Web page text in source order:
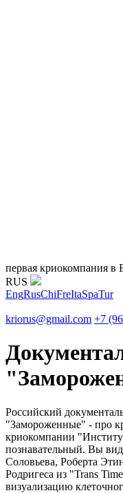
первая криокомпания в
RUS
EngRusChiFreItaSpaTur
kriorus@gmail.com +7
Российский
"Замороженные" - про
криокомпании
познавательный. Вы
Соловьева, Роберта
Родригеса из "Trans
визуализацию